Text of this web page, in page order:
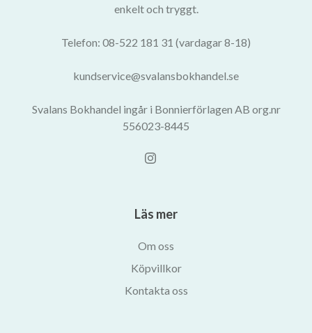
enkelt och tryggt.
Telefon: 08-522 181 31 (vardagar 8-18)
kundservice@svalansbokhandel.se
Svalans Bokhandel ingår i Bonnierförlagen AB org.nr
556023-8445
Läs mer
Om oss
Köpvillkor
Kontakta oss